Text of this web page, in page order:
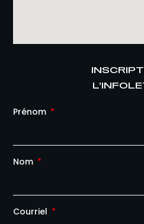
Prénom
Nom
Courriel